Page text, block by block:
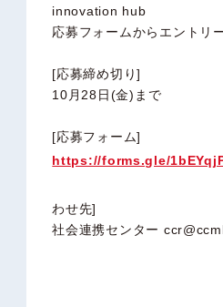
innovation hub
応募フォームからエントリ
[応募締め切り]
10月28日(金)まで
[応募フォーム]
https://forms.gle/
わせ先]
社会連携センター